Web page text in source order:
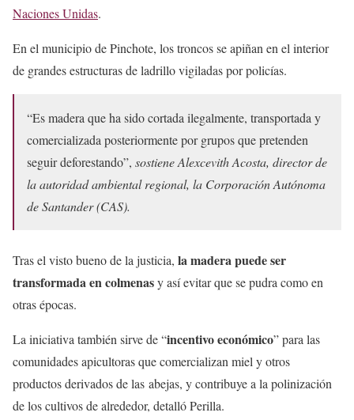
Naciones Unidas.
En el municipio de Pinchote, los troncos se apiñan en el interior
de grandes estructuras de ladrillo vigiladas por policías.
“Es madera que ha sido cortada ilegalmente, transportada y
comercializada posteriormente por grupos que pretenden
seguir deforestando”, sostiene Alexcevith Acosta, director de
la autoridad ambiental regional, la Corporación Autónoma
de Santander (CAS).
Tras el visto bueno de la justicia, la madera puede ser
transformada en colmenasy así evitar que se pudra como en
otras épocas.
La iniciativa también sirve de “incentivo económico” para las
comunidades apicultoras que comercializan miel y otros
productos derivados de las abejas, y contribuye a la polinización
de los cultivos de alrededor, detalló Perilla.